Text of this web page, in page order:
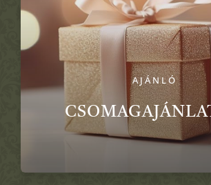
AJÁNLÓ